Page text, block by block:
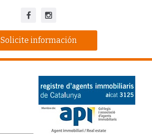
Solicite información